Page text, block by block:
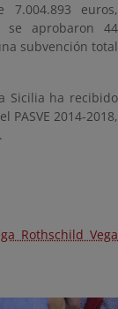
euros,
se aprobaron 44
subvención total
Sicilia ha recibido
2014-2018,
Rothschild Vega